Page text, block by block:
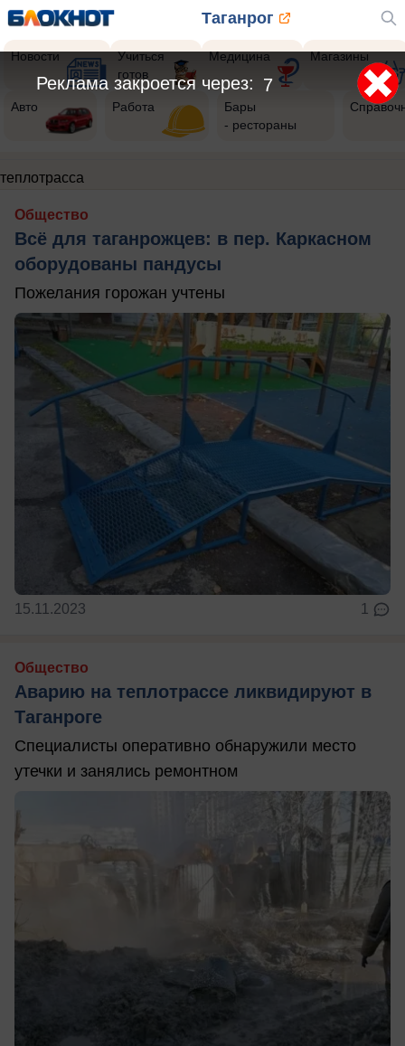
Таганрог
Новости
Учиться
готов
Медицина Магазины
Авто Работа
Бары
- рестораны
теплотрасса
Общество
Всё для таганрожцев: в пер. Каркасном
оборудованы пандусы
Пожелания горожан учтены
15.11.2023 1
Общество
Аварию на теплотрассе ликвидируют в
Таганроге
Специалисты оперативно обнаружили место
утечки и занялись ремонтном
6
Реклама закроется через: